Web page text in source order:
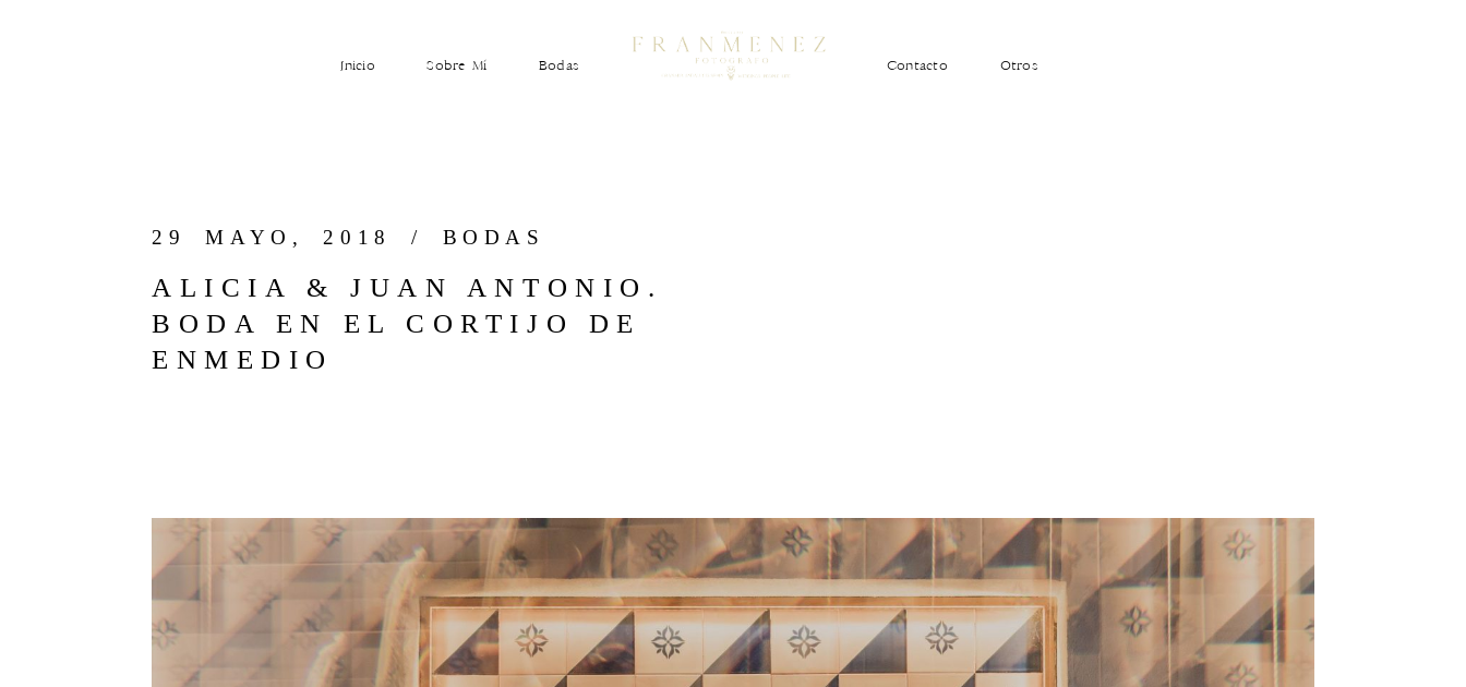
Inicio Sobre Mí Bodas Contacto Otros
29 MAYO, 2018 / BODAS
ALICIA & JUAN ANTONIO.
BODA EN EL CORTIJO DE
ENMEDIO